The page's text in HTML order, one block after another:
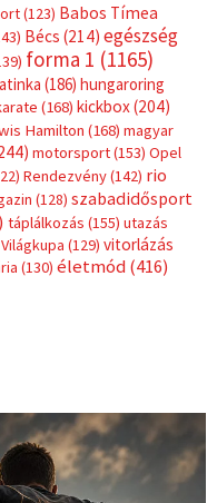
(123) Babos Tímea
Bécs (214) egészség
forma 1 (1165)
(186) hungaroring
(168) kickbox(204)
Hamilton (168) magyar
motorsport(153) Opel
Rendezvény(142) rio
(128) szabadidősport
táplálkozás (155) utazás
Világkupa (129) vitorlázás
(130) életmód(416)